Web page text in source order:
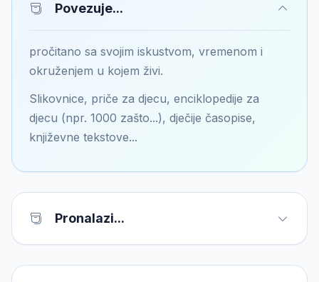
Povezuje...
pročitano sa svojim iskustvom, vremenom i
okruženjem u kojem živi.
Slikovnice, priče za djecu, enciklopedije za
djecu (npr. 1000 zašto...), dječije časopise,
književne tekstove...
Pronalazi...